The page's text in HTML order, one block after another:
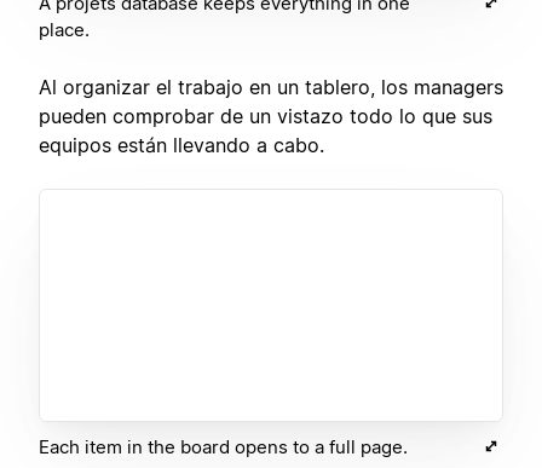
place.
Al organizar el trabajo en un tablero, los managers
pueden comprobar de un vistazo todo lo que sus
equipos están llevando a cabo.
Each item in the board opens to a full page.